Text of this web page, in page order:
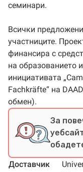
семинари.
Всички
участниците.
финансира с
на образованието
инициативата
Fachkräfte“ на
обмен).
За
Доставчик